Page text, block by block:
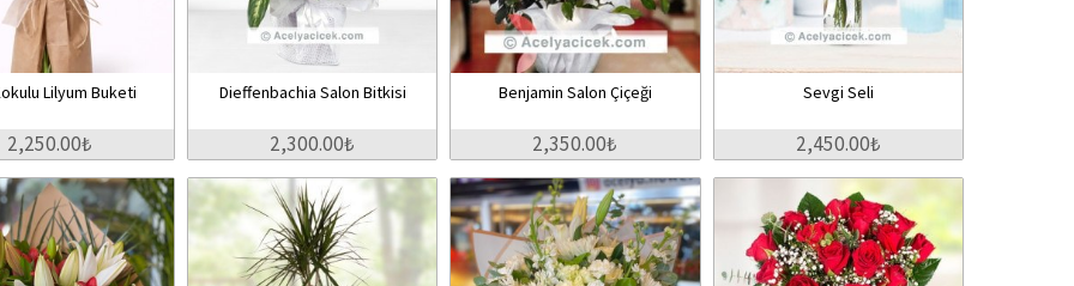
Lilyum Buketi
2,250.00₺
Dieffenbachia Salon Bitkisi
2,300.00₺
Benjamin Salon Çiçeği
2,350.00₺
Sevgi Seli
2,450.00₺